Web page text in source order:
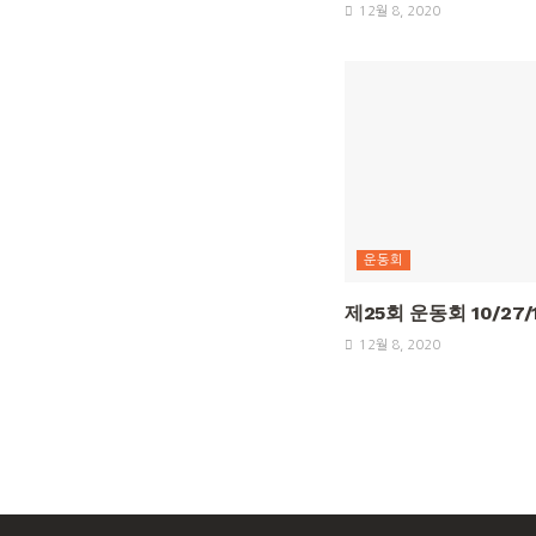
12월 8, 2020
운동회
제25회 운동회 10/27/
12월 8, 2020